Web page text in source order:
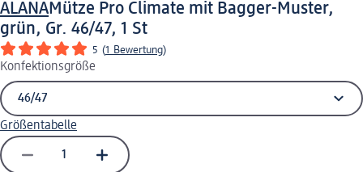
ALANAMütze Pro Climate mit Bagger-Muster,
grün, Gr. 46/47, 1 St
5 (1 Bewertung)
Konfektionsgröße
Größentabelle